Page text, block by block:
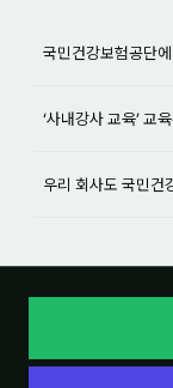
국민건강보험공단
‘사내강사 교육’ 교
우리 회사도 국민건